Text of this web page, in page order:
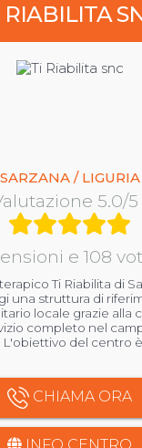
RIABILITA
SARZANA / LIGURIA
5.0/5
e 108
Ti Riabilita di
una struttura di
locale grazie alla
completo nel
L'obiettivo del centro
CHIAMA ORA
INFO CENTRO